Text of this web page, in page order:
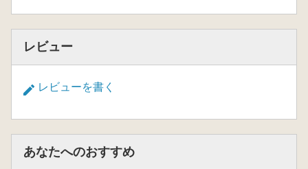
レビュー
レビューを書く
あなたへのおすすめ